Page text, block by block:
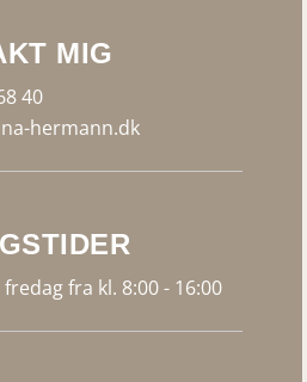
MIG
40
hermann.dk
fra kl. 8:00 - 16:00